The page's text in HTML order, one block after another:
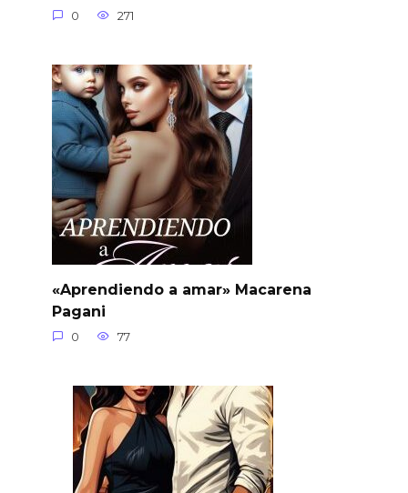
0 271
«Aprendiendo a amar» Macarena
Pagani
0 77